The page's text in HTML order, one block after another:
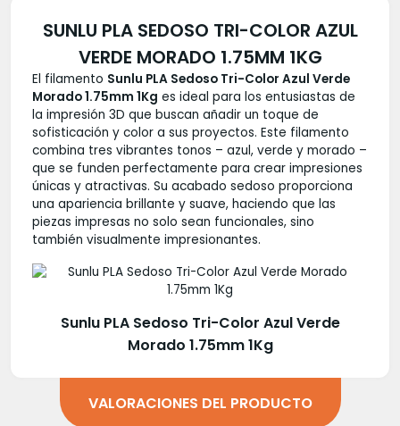
SUNLU PLA SEDOSO TRI-COLOR AZUL
VERDE MORADO 1.75MM 1KG
El filamento Sunlu PLA Sedoso Tri-Color Azul Verde
Morado 1.75mm 1Kg es ideal para los entusiastas de
la impresión 3D que buscan añadir un toque de
sofisticación y color a sus proyectos. Este filamento
combina tres vibrantes tonos – azul, verde y morado –
que se funden perfectamente para crear impresiones
únicas y atractivas. Su acabado sedoso proporciona
una apariencia brillante y suave, haciendo que las
piezas impresas no solo sean funcionales, sino
también visualmente impresionantes.
Sunlu PLA Sedoso Tri-Color Azul Verde
Morado 1.75mm 1Kg
VALORACIONES DEL PRODUCTO